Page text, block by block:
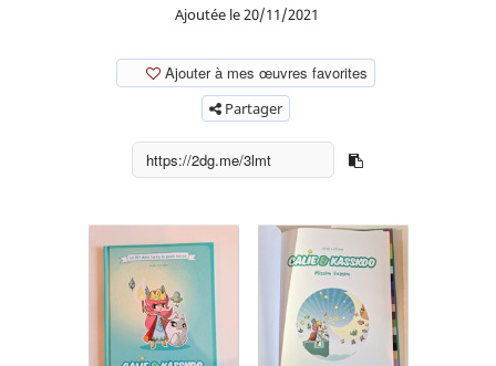
Ajoutée le 20/11/2021
Ajouter à mes œuvres favorites
Partager